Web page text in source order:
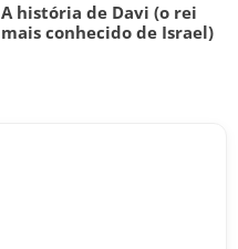
A história de Davi (o rei
mais conhecido de Israel)